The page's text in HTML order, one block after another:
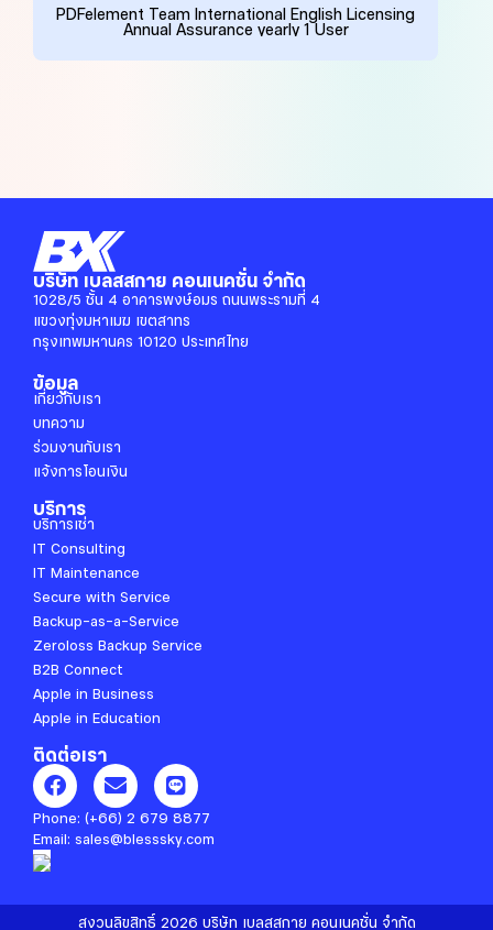
PDFelement Team International English Licensing
Annual Assurance yearly 1 User
บริษัท เบลสสกาย คอนเนคชั่น จำกัด
1028/5 ชั้น 4 อาคารพงษ์อมร ถนนพระรามที่ 4
แขวงทุ่งมหาเมฆ เขตสาทร
กรุงเทพมหานคร 10120 ประเทศไทย
ข้อมูล
เกี่ยวกับเรา
บทความ
ร่วมงานกับเรา
แจ้งการโอนเงิน
บริการ
บริการเช่า
IT Consulting
IT Maintenance
Secure with Service
Backup-as-a-Service
Zeroloss Backup Service
B2B Connect
Apple in Business
Apple in Education
ติดต่อเรา
F
a
c
e
o
E
n
v
e
p
L
i
n
e
Phone: (+66) 2 679 8877
Email: sales@blesssky.com
สงวนลิขสิทธิ์ 2026 บริษัท เบลสสกาย คอนเนคชั่น จำกัด